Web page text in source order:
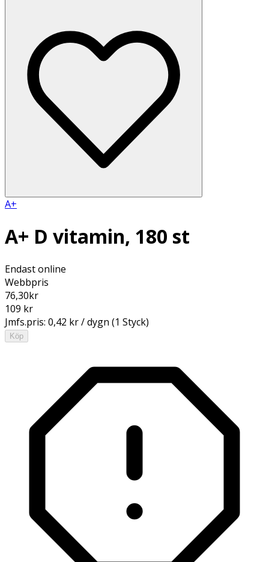
A+
A+ D vitamin, 180 st
Endast online
Webbpris
76,30kr
109 kr
Jmfs.pris: 0,42 kr / dygn (1 Styck)
Köp